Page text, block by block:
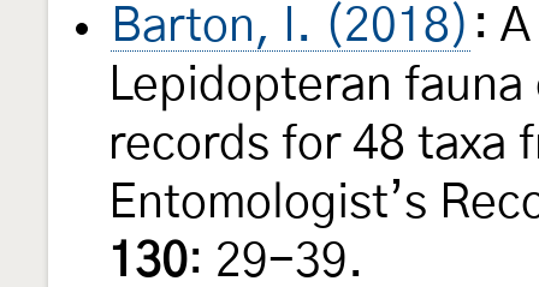
Barton, I. (2018) :
Lepidopteran
records for 48 taxa
Entomologist’s
130: 29-39.